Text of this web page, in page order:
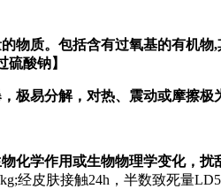
物质。包括含有过氧基的有机
酸钠】
易分解，对热、震动或摩擦极
化学作用或生物物理学变化，
经皮肤接触24h，半数致死量